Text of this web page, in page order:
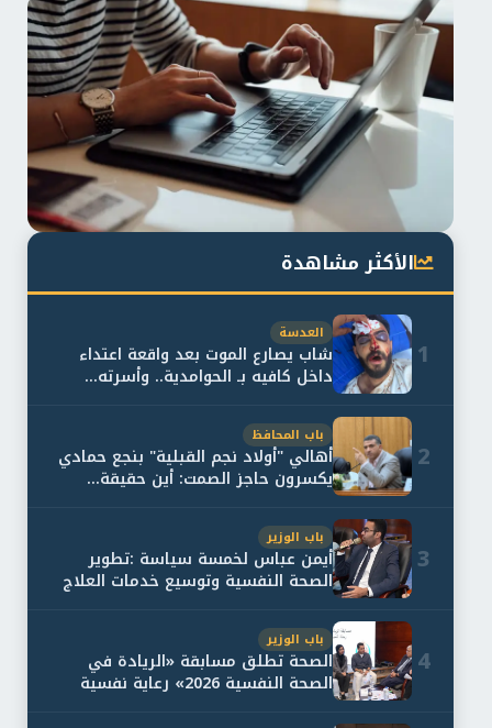
الأكثر مشاهدة
1
العدسة
شاب يصارع الموت بعد واقعة اعتداء
داخل كافيه بـ الحوامدية.. وأسرته...
2
باب المحافظ
أهالي "أولاد نجم القبلية" بنجع حمادي
يكسرون حاجز الصمت: أين حقيقة...
3
باب الوزير
أيمن عباس لخمسة سياسة :تطوير
الصحة النفسية وتوسيع خدمات العلاج
4
باب الوزير
الصحة تطلق مسابقة «الريادة في
الصحة النفسية 2026» رعاية نفسية